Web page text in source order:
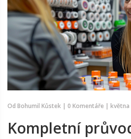
Od Bohumil Kůstek | 0 Komentáře | května
Kompletní